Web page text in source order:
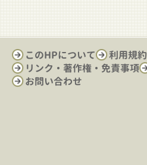
このHPについて 利用規約
リンク・著作権・免責事項
お問い合わせ